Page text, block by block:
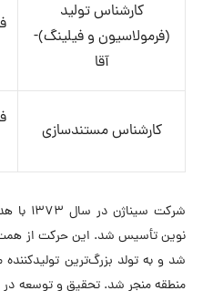
کارشناس تولید
(فرمولاسیون و فیلینگ)-
آقا
کارشناس مستندسازی
شرکت
نوین تأسیس شد. این حرکت از
شد و به تولد بزرگ‌ترین
منطقه منجر شد. تحقیق و توسعه در